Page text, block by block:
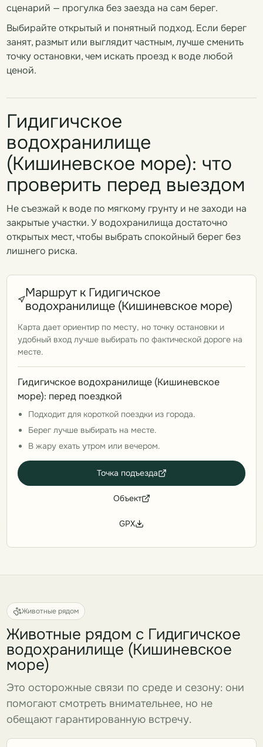
сценарий — прогулка без заезда на сам берег.
Выбирайте открытый и понятный подход. Если берег
занят, размыт или выглядит частным, лучше сменить
точку остановки, чем искать проезд к воде любой
ценой.
Гидигичское
водохранилище
(Кишиневское море): что
проверить перед выездом
Не съезжай к воде по мягкому грунту и не заходи на
закрытые участки. У водохранилища достаточно
открытых мест, чтобы выбрать спокойный берег без
лишнего риска.
Маршрут к Гидигичское
водохранилище (Кишиневское море)
Карта дает ориентир по месту, но точку остановки и
удобный вход лучше выбирать по фактической дороге на
месте.
Гидигичское водохранилище (Кишиневское
море): перед поездкой
Подходит для короткой поездки из города.
Берег лучше выбирать на месте.
В жару ехать утром или вечером.
Точка подъезда
Объект
GPX
Животные рядом
Животные рядом с Гидигичское
водохранилище (Кишиневское
море)
Это осторожные связи по среде и сезону: они
помогают смотреть внимательнее, но не
обещают гарантированную встречу.